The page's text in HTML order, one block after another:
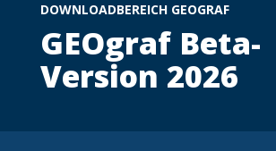
DOWNLOADBEREICH GEOGRAF
GEOgraf Beta-
Version 2026